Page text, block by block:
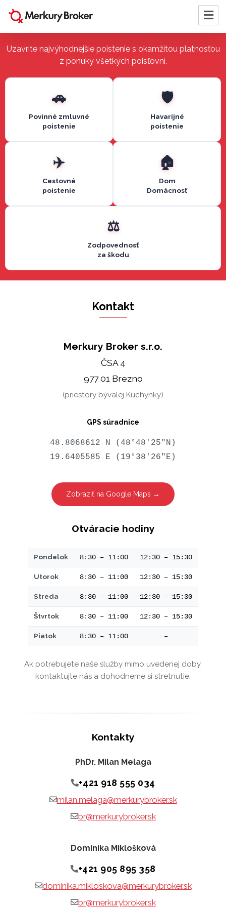
Uzavrite najvýhodnejšie poistenie s okamžitou platnosťou
z ponuky všetkých poisťovní.
Povinné zmluvné
poistenie
Havarijné
poistenie
Cestovné
poistenie
Dom
Domácnosť
Zodpovednosť
za škodu
Kontakt
Merkury Broker s.r.o.
ČSA 4
977 01 Brezno
(priestory bývalej Kuchynky)
GPS súradnice
48.8068612 N (48°48'25"N)
19.6405585 E (19°38'26"E)
Zobraziť na Google Maps →
Otváracie hodiny
Pondelok 8:30 – 11:00 12:30 – 15:30
Utorok 8:30 – 11:00 12:30 – 15:30
Streda 8:30 – 11:00 12:30 – 15:30
Štvrtok 8:30 – 11:00 12:30 – 15:30
Piatok 8:30 – 11:00 –
Ak potrebujete naše služby mimo uvedenej doby,
kontaktujte nás a dohodneme si stretnutie.
Kontakty
PhDr. Milan Melaga
+421 918 555 034
milan.melaga@merkurybroker.sk
br@merkurybroker.sk
Dominika Miklošková
+421 905 895 358
dominika.mikloskova@merkurybroker.sk
br@merkurybroker.sk